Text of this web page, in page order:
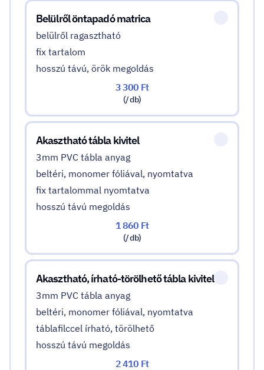
Belülről öntapadó matrica
belülről ragasztható
fix tartalom
hosszú távú, örök megoldás
3 300 Ft
(/ db)
Akasztható tábla kivitel
3mm PVC tábla anyag
beltéri, monomer fóliával, nyomtatva
fix tartalommal nyomtatva
hosszú távú megoldás
1 860 Ft
(/ db)
Akasztható, írható-törölhető tábla kivitel
3mm PVC tábla anyag
beltéri, monomer fóliával, nyomtatva
táblafilccel írható, törölhető
hosszú távú megoldás
2 410 Ft